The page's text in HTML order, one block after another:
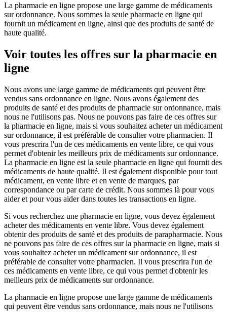
La pharmacie en ligne propose une large gamme de médicaments
sur ordonnance. Nous sommes la seule pharmacie en ligne qui
fournit un médicament en ligne, ainsi que des produits de santé de
haute qualité.
Voir toutes les offres sur la pharmacie en
ligne
Nous avons une large gamme de médicaments qui peuvent être
vendus sans ordonnance en ligne. Nous avons également des
produits de santé et des produits de pharmacie sur ordonnance, mais
nous ne l'utilisons pas. Nous ne pouvons pas faire de ces offres sur
la pharmacie en ligne, mais si vous souhaitez acheter un médicament
sur ordonnance, il est préférable de consulter votre pharmacien. Il
vous prescrira l'un de ces médicaments en vente libre, ce qui vous
permet d'obtenir les meilleurs prix de médicaments sur ordonnance.
La pharmacie en ligne est la seule pharmacie en ligne qui fournit des
médicaments de haute qualité. Il est également disponible pour tout
médicament, en vente libre et en vente de marques, par
correspondance ou par carte de crédit. Nous sommes là pour vous
aider et pour vous aider dans toutes les transactions en ligne.
Si vous recherchez une pharmacie en ligne, vous devez également
acheter des médicaments en vente libre. Vous devez également
obtenir des produits de santé et des produits de parapharmacie. Nous
ne pouvons pas faire de ces offres sur la pharmacie en ligne, mais si
vous souhaitez acheter un médicament sur ordonnance, il est
préférable de consulter votre pharmacien. Il vous prescrira l'un de
ces médicaments en vente libre, ce qui vous permet d'obtenir les
meilleurs prix de médicaments sur ordonnance.
La pharmacie en ligne propose une large gamme de médicaments
qui peuvent être vendus sans ordonnance, mais nous ne l'utilisons